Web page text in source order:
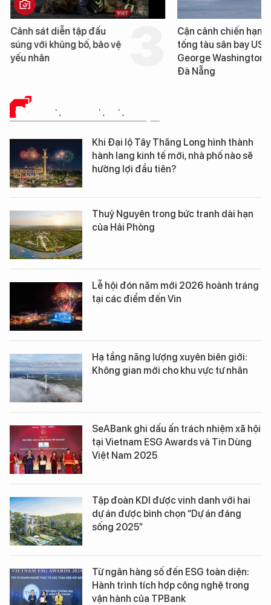
Cảnh sát diễn tập đấu
súng với khủng bố, bảo vệ
yếu nhân
Cận cảnh chiến hạm
tống tàu sân bay USS
George Washington
Đà Nẵng
ĐỜI SỐNG DOANH NGHIỆP
Khi Đại lộ Tây Thăng Long hình thành
hành lang kinh tế mới, nhà phố nào sẽ
hưởng lợi đầu tiên?
Thuỷ Nguyên trong bức tranh dài hạn
của Hải Phòng
Lễ hội đón năm mới 2026 hoành tráng
tại các điểm đến Vin
Hạ tầng năng lượng xuyên biên giới:
Không gian mới cho khu vực tư nhân
SeABank ghi dấu ấn trách nhiệm xã hội
tại Vietnam ESG Awards và Tin Dùng
Việt Nam 2025
Tập đoàn KDI được vinh danh với hai
dự án được bình chọn “Dự án đáng
sống 2025”
Từ ngân hàng số đến ESG toàn diện:
Hành trình tích hợp công nghệ trong
vận hành của TPBank